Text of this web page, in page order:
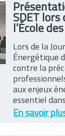
SDET
l’École
Lors de la
Énergétique
contre la
aux enjeux
essentiel
En savoir